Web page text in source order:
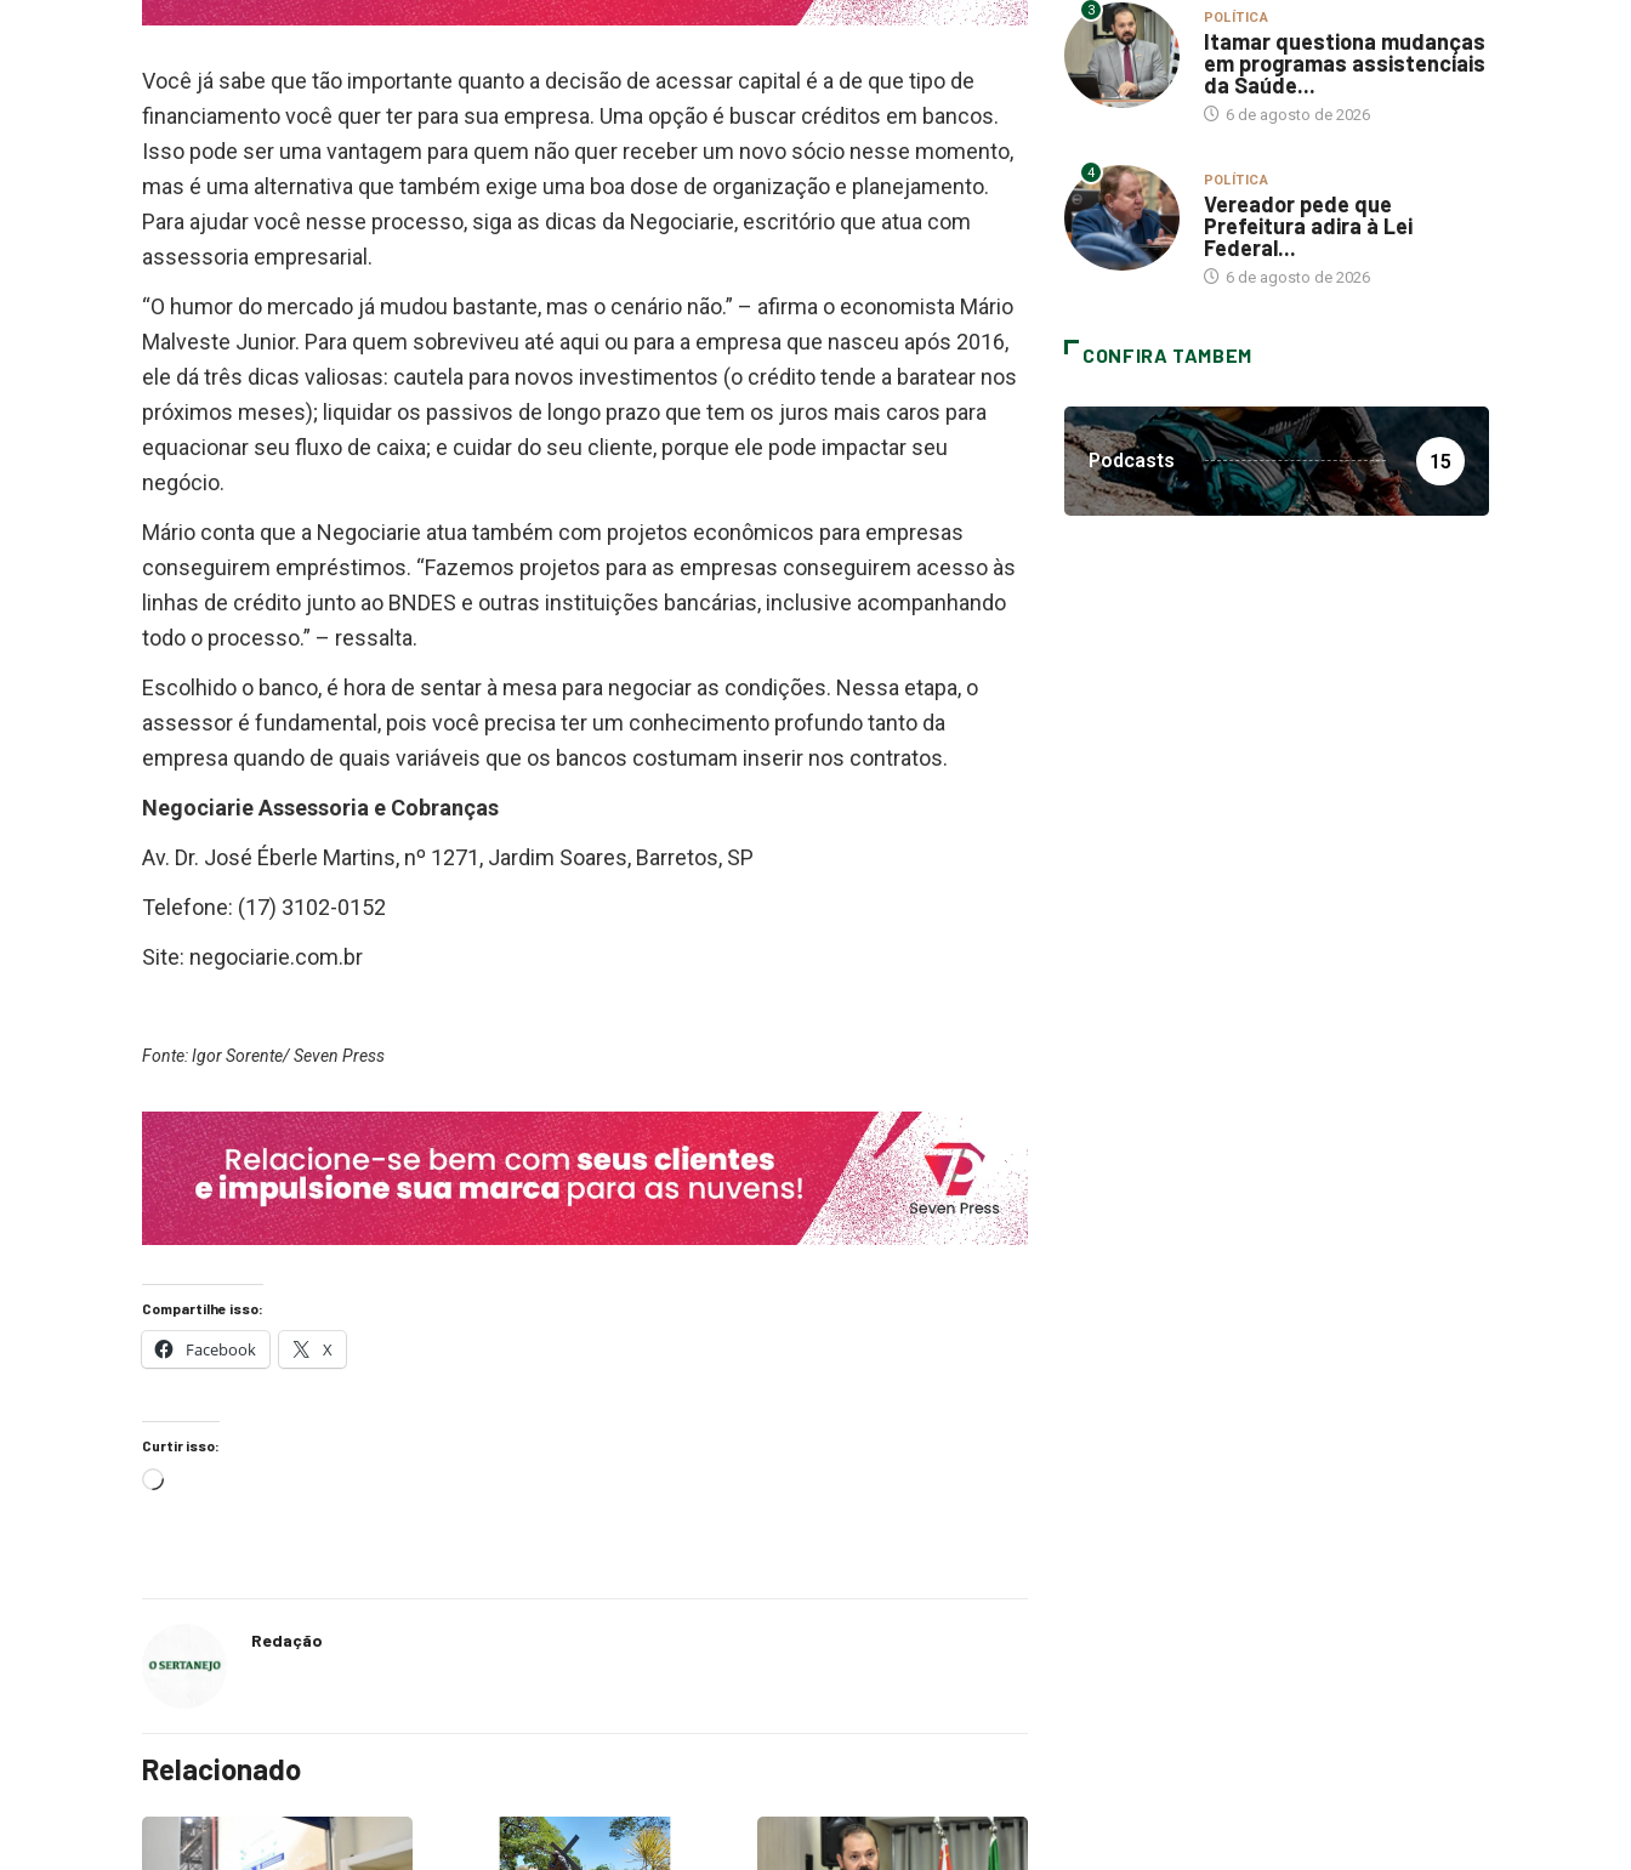
Você já sabe que tão importante quanto a decisão de acessar capital é a de que tipo de
financiamento você quer ter para sua empresa. Uma opção é buscar créditos em bancos.
Isso pode ser uma vantagem para quem não quer receber um novo sócio nesse momento,
mas é uma alternativa que também exige uma boa dose de organização e planejamento.
Para ajudar você nesse processo, siga as dicas da Negociarie, escritório que atua com
assessoria empresarial.
“O humor do mercado já mudou bastante, mas o cenário não.” – afirma o economista Mário
Malveste Junior. Para quem sobreviveu até aqui ou para a empresa que nasceu após 2016,
ele dá três dicas valiosas: cautela para novos investimentos (o crédito tende a baratear nos
próximos meses); liquidar os passivos de longo prazo que tem os juros mais caros para
equacionar seu fluxo de caixa; e cuidar do seu cliente, porque ele pode impactar seu
negócio.
Mário conta que a Negociarie atua também com projetos econômicos para empresas
conseguirem empréstimos. “Fazemos projetos para as empresas conseguirem acesso às
linhas de crédito junto ao BNDES e outras instituições bancárias, inclusive acompanhando
todo o processo.” – ressalta.
Escolhido o banco, é hora de sentar à mesa para negociar as condições. Nessa etapa, o
assessor é fundamental, pois você precisa ter um conhecimento profundo tanto da
empresa quando de quais variáveis que os bancos costumam inserir nos contratos.
Negociarie Assessoria e Cobranças
Av. Dr. José Éberle Martins, nº 1271, Jardim Soares, Barretos, SP
Telefone: (17) 3102-0152
Site: negociarie.com.br
Fonte: Igor Sorente/ Seven Press
Compartilhe isso:
Facebook X
Curtir isso:
Redação
Relacionado
3 POLÍTICA
Itamar questiona mudanças
em programas assistenciais
da Saúde...
6 de agosto de 2026
4 POLÍTICA
Vereador pede que
Prefeitura adira à Lei
Federal...
6 de agosto de 2026
CONFIRA TAMBEM
Podcasts 15